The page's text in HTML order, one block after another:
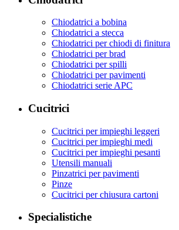
Chiodatrici a bobina
Chiodatrici a stecca
Chiodatrici per chiodi di finitura
Chiodatrici per brad
Chiodatrici per spilli
Chiodatrici per pavimenti
Chiodatrici serie APC
Cucitrici
Cucitrici per impieghi leggeri
Cucitrici per impieghi medi
Cucitrici per impieghi pesanti
Utensili manuali
Pinzatrici per pavimenti
Pinze
Cucitrici per chiusura cartoni
Specialistiche